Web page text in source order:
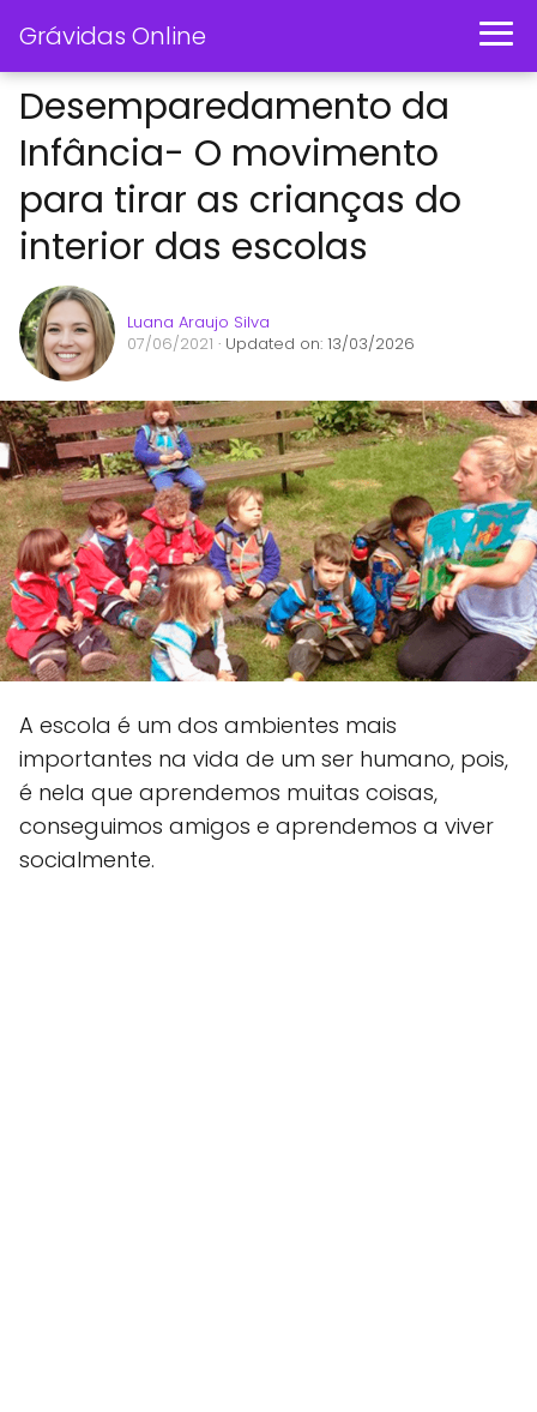
Grávidas Online
Desemparedamento da
Infância- O movimento
para tirar as crianças do
interior das escolas
Luana Araujo Silva
07/06/2021 · Updated on: 13/03/2026
A escola é um dos ambientes mais
importantes na vida de um ser humano, pois,
é nela que aprendemos muitas coisas,
conseguimos amigos e aprendemos a viver
socialmente.